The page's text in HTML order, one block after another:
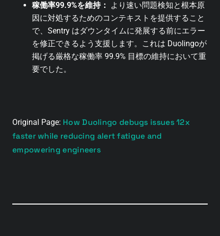
稼働率99.9%を維持：
より速い問題検知と根本原
因に対処するためのコンテキストを提供すること
で、Sentry はダウンタイムに発展する前にエラー
を修正できるよう支援します。これは Duolingoが
掲げる厳格な稼働率 99.9% 目標の維持において重
要でした。
Original Page: How Duolingo debugs issues 12x
faster while reducing alert fatigue and
empowering engineers